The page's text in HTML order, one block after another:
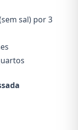
sal) por 3